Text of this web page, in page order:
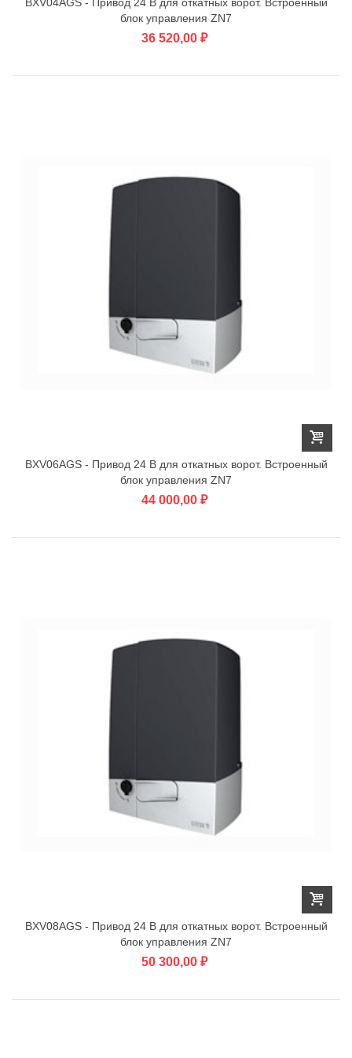
BXV04AGS - Привод 24 В для откатных ворот. Встроенный
блок управления ZN7
36 520,00 ₽
BXV06AGS - Привод 24 В для откатных ворот. Встроенный
блок управления ZN7
44 000,00 ₽
BXV08AGS - Привод 24 В для откатных ворот. Встроенный
блок управления ZN7
50 300,00 ₽